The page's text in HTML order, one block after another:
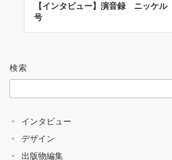
【インタビュー】演音録 ニッケル
号
検索
インタビュー
デザイン
出版物編集